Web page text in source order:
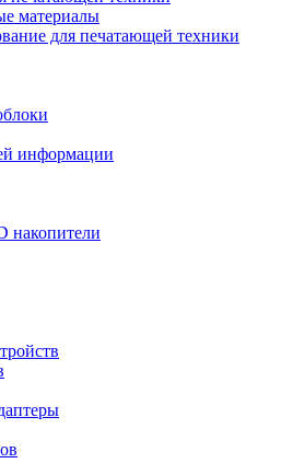
материалы
для печатающей техники
информации
накопители